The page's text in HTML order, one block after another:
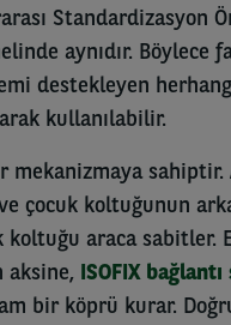
Standardizasyon
aynıdır. Böylece
destekleyen
kullanılabilir.
mekanizmaya
çocuk koltuğunun
araca sabitler.
aksine, ISOFIX
bir köprü kurar.